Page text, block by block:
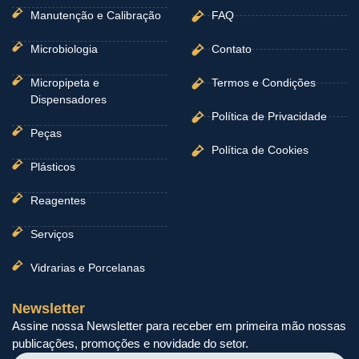
Manutenção e Calibração
Microbiologia
Micropipeta e
Dispensadores
Peças
Plásticos
Reagentes
Serviços
Vidrarias e Porcelanas
FAQ
Contato
Termos e Condições
Política de Privacidade
Política de Cookies
Newsletter
Assine nossa Newsletter para receber em primeira mão nossas
publicações, promoções e novidade do setor.